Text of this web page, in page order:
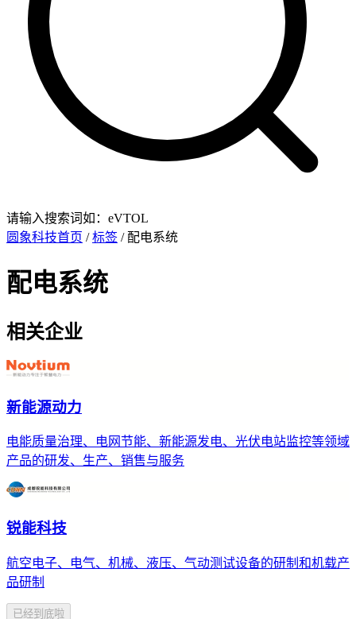
请输入搜索词如：eVTOL
圆象科技首页 /标签 / 配电系统
配电系统
相关企业
新能源动力
电能质量治理、电网节能、新能源发电、光伏电站监控等领域
产品的研发、生产、销售与服务
锐能科技
航空电子、电气、机械、液压、气动测试设备的研制和机载产
品研制
已经到底啦